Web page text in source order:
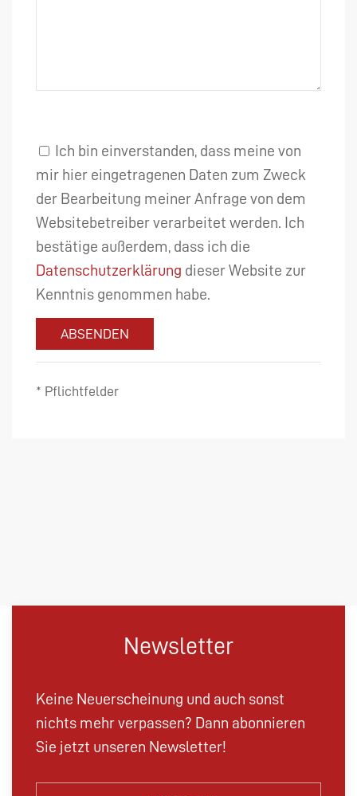
Ich bin einverstanden, dass meine von
mir hier eingetragenen Daten zum Zweck
der Bearbeitung meiner Anfrage von dem
Websitebetreiber verarbeitet werden. Ich
bestätige außerdem, dass ich die
Datenschutzerklärung dieser Website zur
Kenntnis genommen habe.
ABSENDEN
* Pflichtfelder
Newsletter
Keine Neuerscheinung und auch sonst
nichts mehr verpassen? Dann abonnieren
Sie jetzt unseren Newsletter!